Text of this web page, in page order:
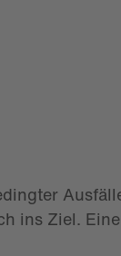
ins Ziel.